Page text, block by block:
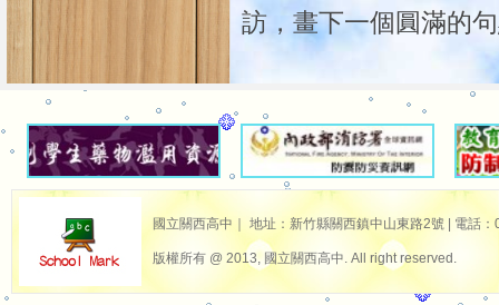
訪，畫下一個圓滿的
國立關西高中｜ 地址：新竹縣關西鎮中山東路2號 | 電話
版權所有 @ 2013, 國立關西高中. All right reserved.